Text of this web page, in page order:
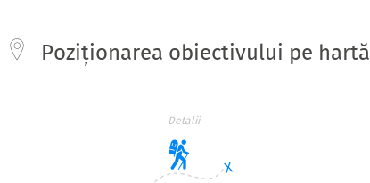
Poziționarea obiectivului pe hartă
Detalii